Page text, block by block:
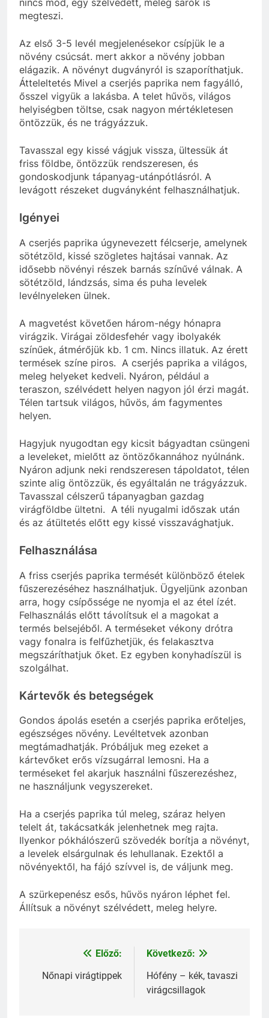
nincs mód, egy szélvédett, meleg sarok is
megteszi.
Az első 3-5 levél megjelenésekor csípjük le a
növény csúcsát. mert akkor a növény jobban
elágazik. A növényt dugványról is szaporíthatjuk.
Átteleltetés Mivel a cserjés paprika nem fagyálló,
ősszel vigyük a lakásba. A telet hűvös, világos
helyiségben töltse, csak nagyon mértékletesen
öntözzük, és ne trágyázzuk.
Tavasszal egy kissé vágjuk vissza, ültessük át
friss földbe, öntözzük rendszeresen, és
gondoskodjunk tápanyag-utánpótlásról. A
levágott részeket dugványként felhasználhatjuk.
Igényei
A cserjés paprika úgynevezett félcserje, amelynek
sötétzöld, kissé szögletes hajtásai vannak. Az
idősebb növényi részek barnás színűvé válnak. A
sötétzöld, lándzsás, sima és puha levelek
levélnyeleken ülnek.
A magvetést követően három-négy hónapra
virágzik. Virágai zöldesfehér vagy ibolyakék
színűek, átmérőjük kb. 1 cm. Nincs illatuk. Az érett
termések színe piros. A cserjés paprika a világos,
meleg helyeket kedveli. Nyáron, például a
teraszon, szélvédett helyen nagyon jól érzi magát.
Télen tartsuk világos, hűvös, ám fagymentes
helyen.
Hagyjuk nyugodtan egy kicsit bágyadtan csüngeni
a leveleket, mielőtt az öntözőkannához nyúlnánk.
Nyáron adjunk neki rendszeresen tápoldatot, télen
szinte alig öntözzük, és egyáltalán ne trágyázzuk.
Tavasszal célszerű tápanyagban gazdag
virágföldbe ültetni. A téli nyugalmi időszak után
és az átültetés előtt egy kissé visszavághatjuk.
Felhasználása
A friss cserjés paprika termését különböző ételek
fűszerezéséhez használhatjuk. Ügyeljünk azonban
arra, hogy csípőssége ne nyomja el az étel ízét.
Felhasználás előtt távolítsuk el a magokat a
termés belsejéből. A terméseket vékony drótra
vagy fonalra is felfűzhetjük, és felakasztva
megszáríthatjuk őket. Ez egyben konyhadíszül is
szolgálhat.
Kártevők és betegségek
Gondos ápolás esetén a cserjés paprika erőteljes,
egészséges növény. Levéltetvek azonban
megtámadhatják. Próbáljuk meg ezeket a
kártevőket erős vízsugárral lemosni. Ha a
terméseket fel akarjuk használni fűszerezéshez,
ne használjunk vegyszereket.
Ha a cserjés paprika túl meleg, száraz helyen
telelt át, takácsatkák jelenhetnek meg rajta.
Ilyenkor pókhálószerű szövedék borítja a növényt,
a levelek elsárgulnak és lehullanak. Ezektől a
növényektől, ha fájó szívvel is, de váljunk meg.
A szürkepenész esős, hűvös nyáron léphet fel.
Állítsuk a növényt szélvédett, meleg helyre.
Bejegyzés
navigáció
Előző:
Nőnapi virágtippek
Következő:
Hófény – kék, tavaszi
virágcsillagok